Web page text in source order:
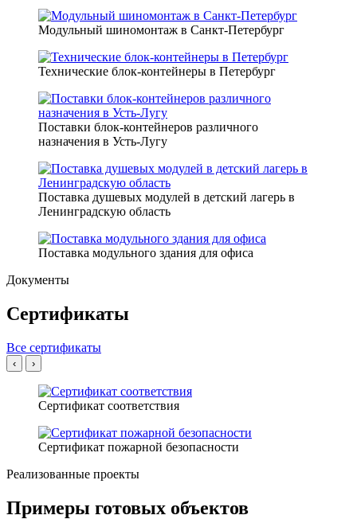
Модульный шиномонтаж в Санкт-Петербург
Технические блок-контейнеры в Петербург
Поставки блок-контейнеров различного
назначения в Усть-Лугу
Поставка душевых модулей в детский лагерь в
Ленинградскую область
Поставка модульного здания для офиса
Документы
Сертификаты
Все сертификаты
‹ ›
Сертификат соответствия
Сертификат пожарной безопасности
Реализованные проекты
Примеры готовых объектов